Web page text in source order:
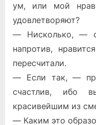
ум, или мой
удовлетворяют?
— Нисколько, —
напротив,
пересчитали.
— Если так, —
счастлив, ибо
красивейшим из
— Каким это